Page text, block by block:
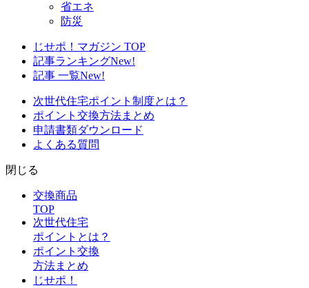
省エネ
防災
じせポ！マガジン TOP
記事ランキングNew!
記事 一覧New!
次世代住宅ポイント制度とは？
ポイント交換方法まとめ
申請書類ダウンロード
よくある質問
閉じる
交換商品
TOP
次世代住宅
ポイントとは？
ポイント交換
方法まとめ
じせポ！